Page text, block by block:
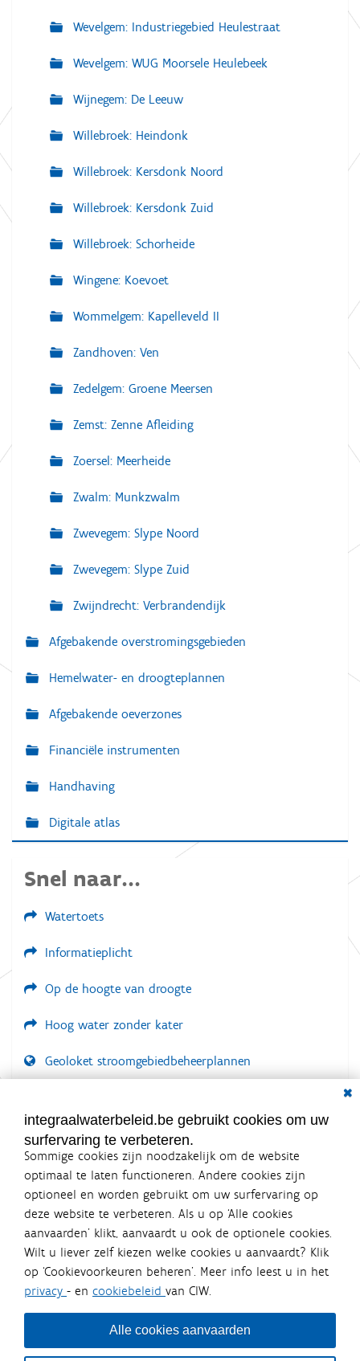
Wevelgem: Industriegebied Heulestraat
Wevelgem: WUG Moorsele Heulebeek
Wijnegem: De Leeuw
Willebroek: Heindonk
Willebroek: Kersdonk Noord
Willebroek: Kersdonk Zuid
Willebroek: Schorheide
Wingene: Koevoet
Wommelgem: Kapelleveld II
Zandhoven: Ven
Zedelgem: Groene Meersen
Zemst: Zenne Afleiding
Zoersel: Meerheide
Zwalm: Munkzwalm
Zwevegem: Slype Noord
Zwevegem: Slype Zuid
Zwijndrecht: Verbrandendijk
Afgebakende overstromingsgebieden
Hemelwater- en droogteplannen
Afgebakende oeverzones
Financiële instrumenten
Handhaving
Digitale atlas
Snel naar...
Watertoets
Informatieplicht
Op de hoogte van droogte
Hoog water zonder kater
Geoloket stroomgebiedbeheerplannen
LOGIN VEREIST
integraalwaterbeleid.be gebruikt cookies om uw
surfervaring te verbeteren.
Sommige cookies zijn noodzakelijk om de website
optimaal te laten functioneren. Andere cookies zijn
optioneel en worden gebruikt om uw surfervaring op
deze website te verbeteren. Als u op ‘Alle cookies
aanvaarden’ klikt, aanvaardt u ook de optionele cookies.
Wilt u liever zelf kiezen welke cookies u aanvaardt? Klik
op ‘Cookievoorkeuren beheren’. Meer info leest u in het
privacy - en cookiebeleid van CIW.
Alle cookies aanvaarden
Integraalwaterbeleid.be is een
officiële website van de Vlaamse
overheid
uitgegeven door Coördinatiecommissie Integraal
Waterbeleid
De Coördinatiecommissie Integraal Waterbeleid (CIW) is een
bestuursniveaus die bij het waterbeleid betrokken zijn. Ook
waterbedrijven nemen deel aan het overleg. Deze
samenwerking zorgt voor een gecoördineerde en